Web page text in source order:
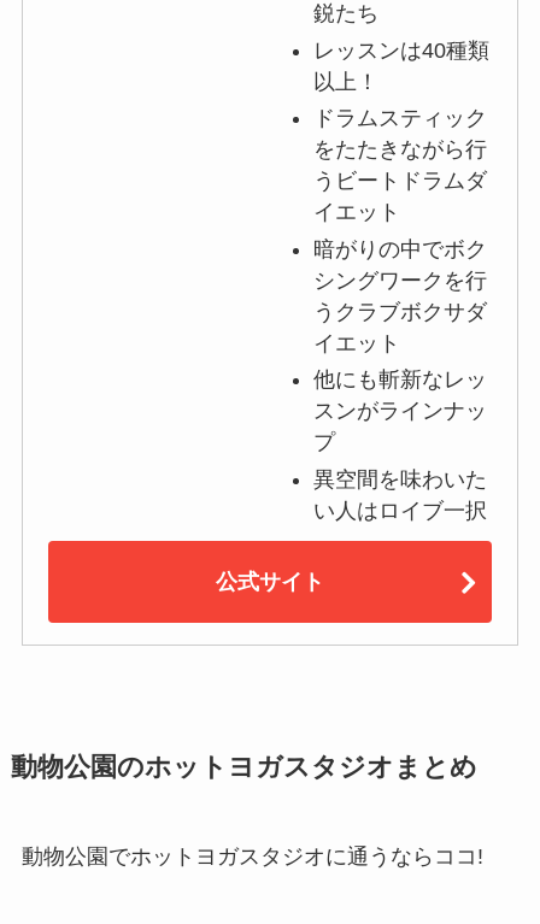
鋭たち
レッスンは40種類
以上！
ドラムスティック
をたたきながら行
うビートドラムダ
イエット
暗がりの中でボク
シングワークを行
うクラブボクサダ
イエット
他にも斬新なレッ
スンがラインナッ
プ
異空間を味わいた
い人はロイブ一択
公式サイト
動物公園のホットヨガスタジオまとめ
動物公園でホットヨガスタジオに通うならココ!